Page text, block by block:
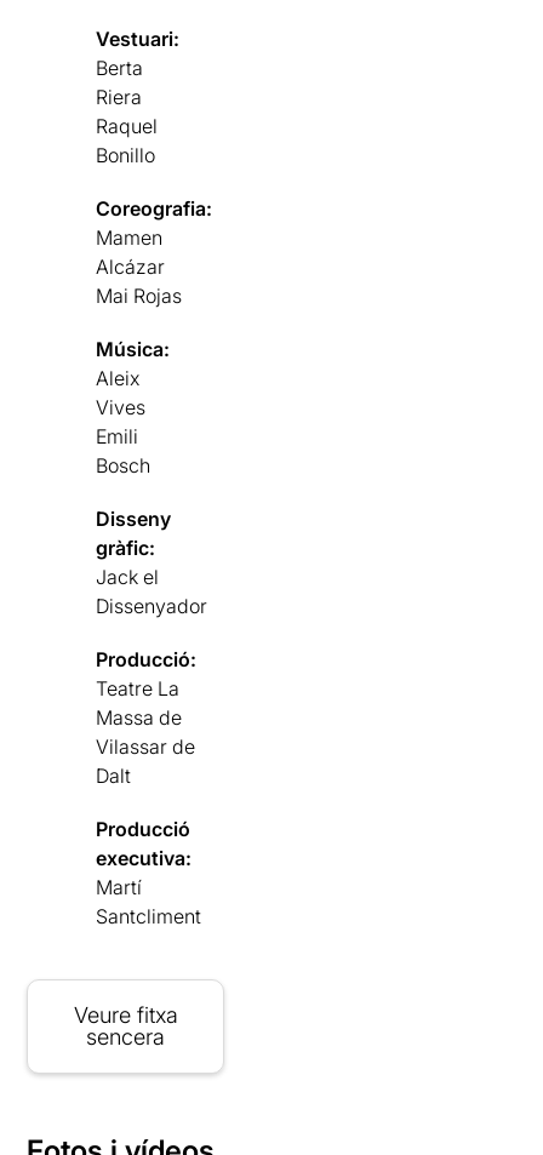
Vestuari:
Berta
Riera
Raquel
Bonillo
Coreografia:
Mamen
Alcázar
Mai Rojas
Música:
Aleix
Vives
Emili
Bosch
Disseny
gràfic:
Jack el
Dissenyador
Producció:
Teatre La
Massa de
Vilassar de
Dalt
Producció
executiva:
Martí
Santcliment
Veure fitxa
sencera